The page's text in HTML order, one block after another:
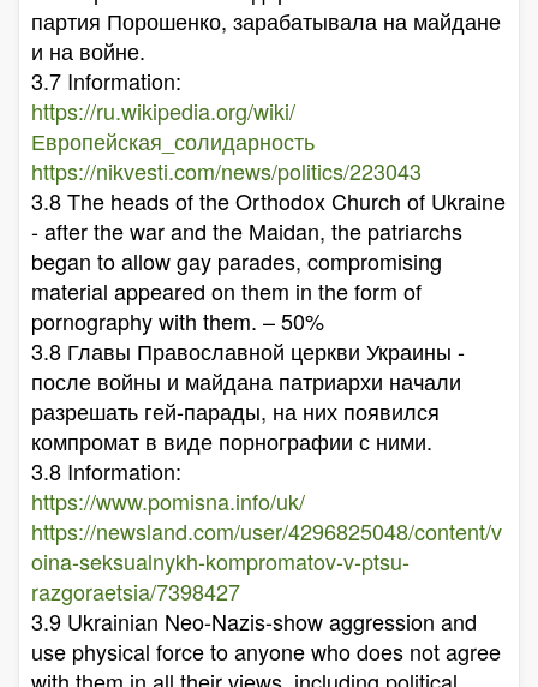
партия Порошенко, зарабатывала на майдане
и на войне.
3.7 Information:
https://ru.wikipedia.org/wiki/
Европейская_солидарность
https://nikvesti.com/news/politics/223043
3.8 The heads of the Orthodox Church of Ukraine
- after the war and the Maidan, the patriarchs
began to allow gay parades, compromising
material appeared on them in the form of
pornography with them. – 50%
3.8 Главы Православной церкви Украины -
после войны и майдана патриархи начали
разрешать гей-парады, на них появился
компромат в виде порнографии с ними.
3.8 Information:
https://www.pomisna.info/uk/
https://newsland.com/user/4296825048/content/v
oina-seksualnykh-kompromatov-v-ptsu-
razgoraetsia/7398427
3.9 Ukrainian Neo-Nazis-show aggression and
use physical force to anyone who does not agree